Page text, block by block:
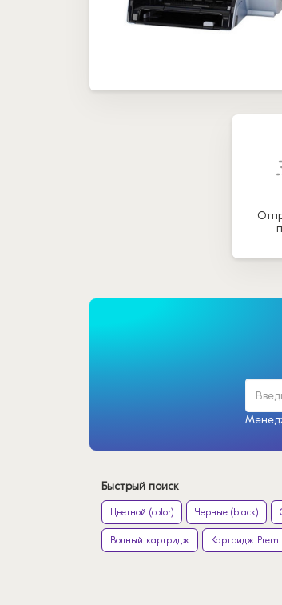
Быстрый поиск
Цветной (color) Черные (black)
Водный картридж Картридж